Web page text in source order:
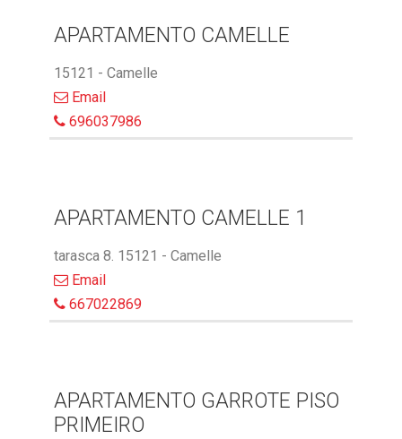
APARTAMENTO CAMELLE
15121 - Camelle
Email
696037986
APARTAMENTO CAMELLE 1
tarasca 8. 15121 - Camelle
Email
667022869
APARTAMENTO GARROTE PISO
PRIMEIRO